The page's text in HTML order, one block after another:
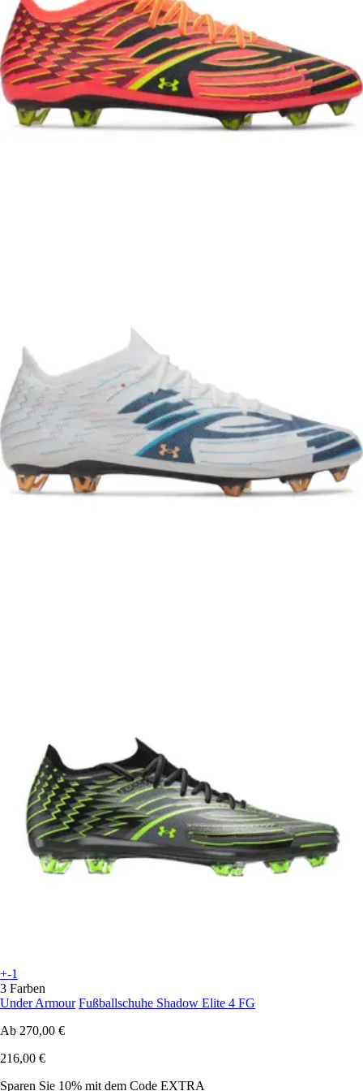
+-1
3 Farben
Under Armour Fußballschuhe Shadow Elite 4 FG
Ab 270,00 €
216,00 €
Sparen Sie 10% mit dem Code EXTRA